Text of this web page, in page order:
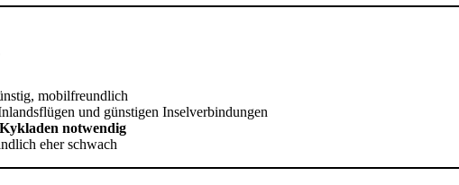
mobilfreundlich
und günstigen Inselverbindungen
notwendig
eher schwach